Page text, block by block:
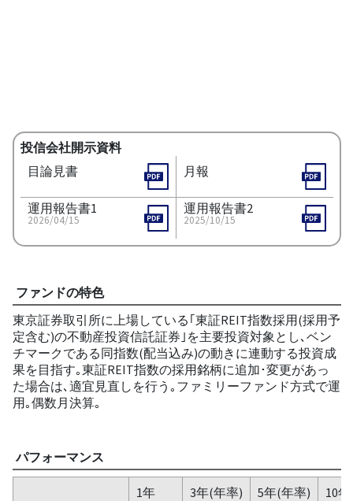
投信会社開示資料
目論見書
月報
運用報告書1
2026/04/15
運用報告書2
2025/10/15
ファンドの特色
東京証券取引所に上場している｢東証REIT指数採用(採用予
定含む)の不動産投資信託証券｣を主要投資対象とし､ベン
チマークである同指数(配当込み)の動きに連動する投資成
果を目指す｡東証REIT指数の採用銘柄に追加･変更があっ
た場合は､適宜見直しを行う｡ファミリーファンド方式で運
用｡偶数月決算｡
パフォーマンス
1年 3年(年率) 5年(年率)
10